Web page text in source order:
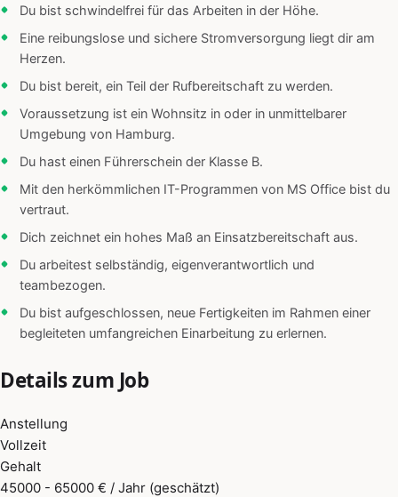
Du bist schwindelfrei für das Arbeiten in der Höhe.
Eine reibungslose und sichere Stromversorgung liegt dir am
Herzen.
Du bist bereit, ein Teil der Rufbereitschaft zu werden.
Voraussetzung ist ein Wohnsitz in oder in unmittelbarer
Umgebung von Hamburg.
Du hast einen Führerschein der Klasse B.
Mit den herkömmlichen IT-Programmen von MS Office bist du
vertraut.
Dich zeichnet ein hohes Maß an Einsatzbereitschaft aus.
Du arbeitest selbständig, eigenverantwortlich und
teambezogen.
Du bist aufgeschlossen, neue Fertigkeiten im Rahmen einer
begleiteten umfangreichen Einarbeitung zu erlernen.
Details zum Job
Anstellung
Vollzeit
Gehalt
45000 - 65000 € / Jahr (geschätzt)